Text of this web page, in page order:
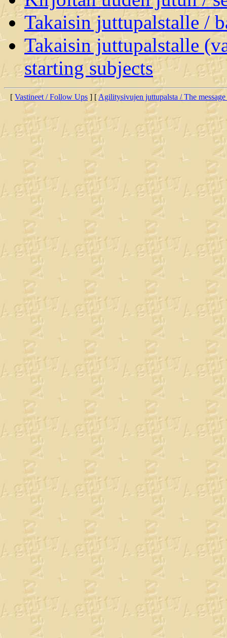
Takaisin juttupalstalle /
Takaisin juttupalstalle
starting subjects
[ Vastineet / Follow Ups ] [Agilitysivujen juttupalsta / The